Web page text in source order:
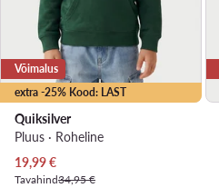
extra -25% Kood: LAST
Võimalus
Quiksilver
Pluus · Roheline
Praegune hind
19,99€
Tavahind34,95 €